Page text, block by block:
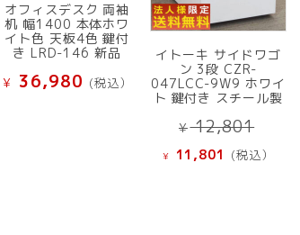
オフィスデスク 両袖
机 幅1400 本体ホワ
イト色 天板4色 鍵付
き LRD-146 新品
¥ 36,980 (税込）
イトーキ サイドワゴ
ン 3段 CZR-
047LCC-9W9 ホワイ
ト 鍵付き スチール製
¥12,801
の
価
¥ 11,801 現
(税込）